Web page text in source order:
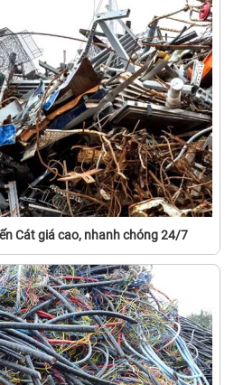
Cát giá cao, nhanh chóng 24/7